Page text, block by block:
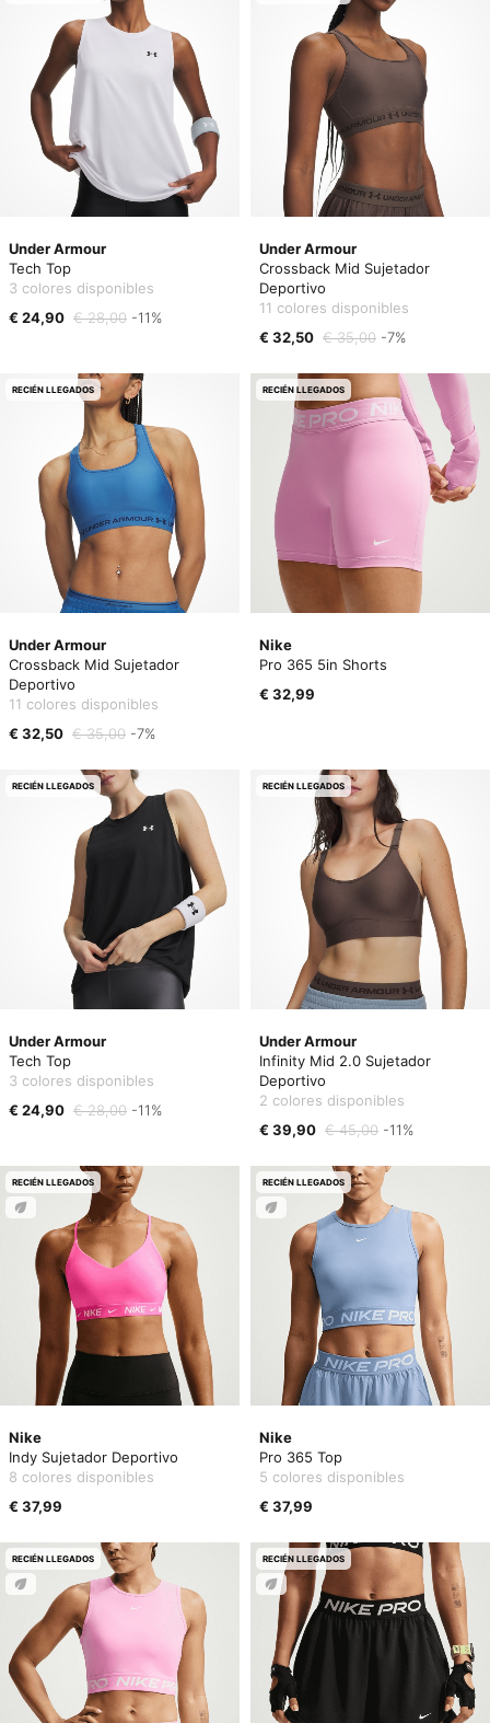
Under Armour
Tech Top
3 colores disponibles
€ 24,90 € 28,00 -11%
Under Armour
Crossback Mid Sujetador
Deportivo
11 colores disponibles
€ 32,50 € 35,00 -7%
Under Armour
Crossback Mid Sujetador
Deportivo
11 colores disponibles
€ 32,50 € 35,00 -7%
RECIÉN LLEGADOS
Nike
Pro 365 5in Shorts
€ 32,99
RECIÉN LLEGADOS
Under Armour
Tech Top
3 colores disponibles
€ 24,90 € 28,00 -11%
RECIÉN LLEGADOS
Under Armour
Infinity Mid 2.0 Sujetador
Deportivo
2 colores disponibles
€ 39,90 € 45,00 -11%
RECIÉN LLEGADOS
Nike
Indy Sujetador Deportivo
8 colores disponibles
€ 37,99
RECIÉN LLEGADOS
Nike
Pro 365 Top
5 colores disponibles
€ 37,99
RECIÉN LLEGADOS
RECIÉN LLEGADOS RECIÉN LLEGADOS